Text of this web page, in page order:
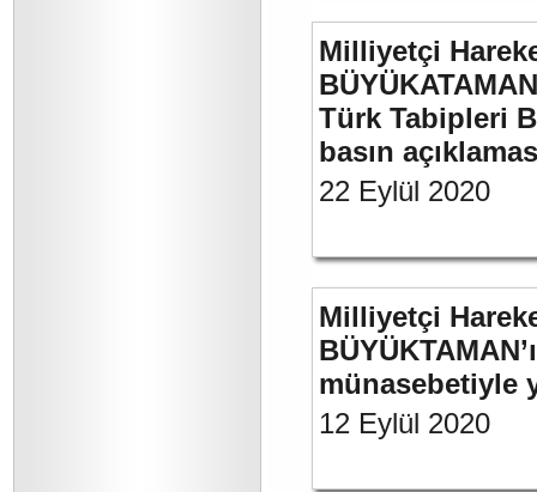
Milliyetçi
Türk Tabipleri
basın
22 Eylül 2020
Milliyetçi
münasebetiyle
12 Eylül 2020